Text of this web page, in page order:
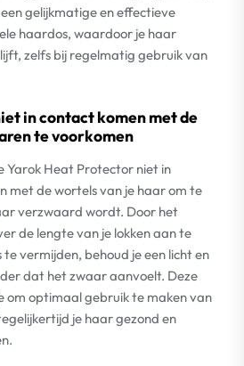
gelijkmatige en effectieve
haardos, waardoor je haar
zelfs bij regelmatig gebruik van
in contact komen met de
te voorkomen
Yarok Heat Protector niet in
met de wortels van je haar om te
verzwaard wordt. Door het
de lengte van je lokken aan te
vermijden, behoud je een licht en
dat het zwaar aanvoelt. Deze
om optimaal gebruik te maken van
je haar gezond en